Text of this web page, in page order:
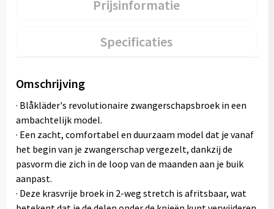
Prijsinformatie
Specificaties
Omschrijving
· Blåkläder's revolutionaire zwangerschapsbroek in een
ambachtelijk model.
· Een zacht, comfortabel en duurzaam model dat je vanaf
het begin van je zwangerschap vergezelt, dankzij de
pasvorm die zich in de loop van de maanden aan je buik
aanpast.
· Deze krasvrije broek in 2-weg stretch is afritsbaar, wat